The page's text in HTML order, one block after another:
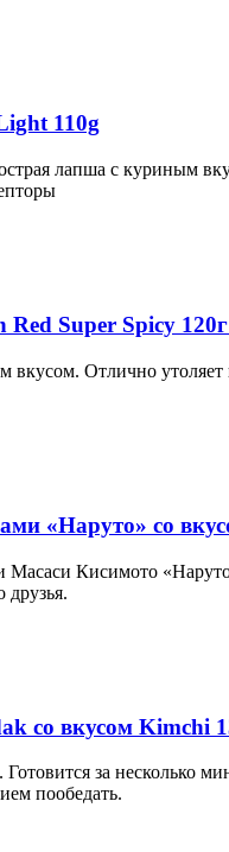
110g
лапша с куриным
Super Spicy
вкусом. Отлично
«Наруто» со
Масаси Кисимото
друзья.
со вкусом Kimchi
за несколько
пообедать.